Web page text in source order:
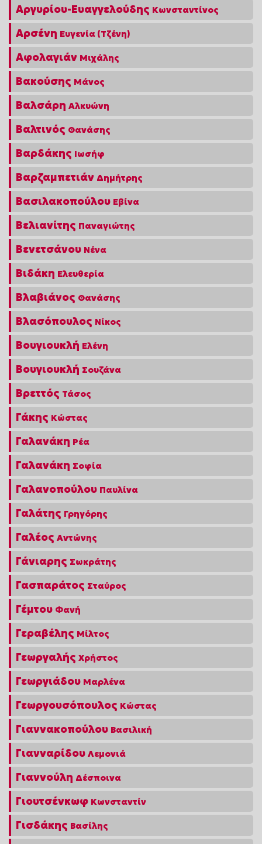
Αργυρίου-Ευαγγελούδης Κωνσταντίνος
Αρσένη Ευγενία (Τζένη)
Αφολαγιάν Μιχάλης
Βακούσης Μάνος
Βαλσάρη Αλκυώνη
Βαλτινός Θανάσης
Βαρδάκης Ιωσήφ
Βαρζαμπετιάν Δημήτρης
Βασιλακοπούλου Εβίνα
Βελιανίτης Παναγιώτης
Βενετσάνου Νένα
Βιδάκη Ελευθερία
Βλαβιάνος Θανάσης
Βλασόπουλος Νίκος
Βουγιουκλή Ελένη
Βουγιουκλή Σουζάνα
Βρεττός Τάσος
Γάκης Κώστας
Γαλανάκη Ρέα
Γαλανάκη Σοφία
Γαλανοπούλου Παυλίνα
Γαλάτης Γρηγόρης
Γαλέος Αντώνης
Γάνιαρης Σωκράτης
Γασπαράτος Σταύρος
Γέμτου Φανή
Γεραβέλης Μίλτος
Γεωργαλής Χρήστος
Γεωργιάδου Μαρλένα
Γεωργουσόπουλος Κώστας
Γιαννακοπούλου Βασιλική
Γιανναρίδου Λεμονιά
Γιαννούλη Δέσποινα
Γιουτσένκωφ Κωνσταντίν
Γισδάκης Βασίλης